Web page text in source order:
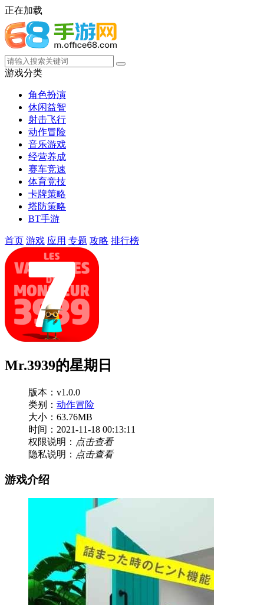
正在加载
游戏分类
角色扮演
休闲益智
射击飞行
动作冒险
音乐游戏
经营养成
赛车竞速
体育竞技
卡牌策略
塔防策略
BT手游
首页 游戏 应用 专题 攻略 排行榜
Mr.3939的星期日
版本：v1.0.0
类别： 动作冒险
大小：63.76MB
时间：2021-11-18 00:13:11
权限说明： 点击查看
隐私说明： 点击查看
游戏介绍